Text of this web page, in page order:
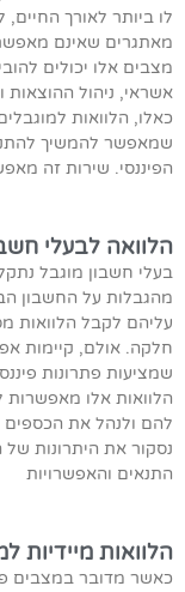
לו ביותר לאורך
מאתגרים שאינם
מצבים אלו יכולים
אשראי, ניהול
כאלו, הלוואות
שמאפשר להמשיך
הפיננסי. שירות זה
הלוואה לבעלי
בעלי חשבון מוגבל
מהגבלות על החשבון
עליהם לקבל הלוואות
חלקה. אולם, קיימות
שמציעות פתרונות
הלוואות אלו מאפשרות
להם ולנהל את הכספים
נסקור את היתרונות של
התנאים והאפשרויות
הלוואות מיידיות
כאשר מדובר במצבים